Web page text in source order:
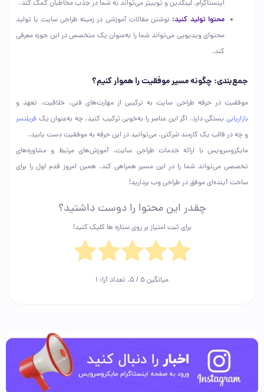
اینستاگرام، لینکدین و توییتر می‌تواند به شما در جذب مخاطبان کمک کند.
محتوا تولید کنید: نوشتن مقالات آموزشی در زمینه طراحی سایت یا تولید
محتوای ویدیویی می‌تواند شما را به‌عنوان یک متخصص در این حوزه معرفی
کند.
جمع‌بندی: چگونه مسیر موفقیت را هموار کنیم؟
موفقیت در حرفه طراحی سایت به ترکیبی از مهارت‌های فنی، خلاقیت، تعهد و
بازاریابی بستگی دارد. اگر این عناصر را به‌خوبی ترکیب کنید، چه به‌عنوان یک فریلنسر
و چه در قالب یک کارمند شرکتی، می‌توانید در این حرفه به موفقیت دست یابید.
مایکروسرویس با ارائه خدمات طراحی سایت، آموزش‌های مرتبط و مشاوره‌های
تخصصی می‌تواند شما را در این مسیر همراهی کند. همین امروز قدم اول را برای
ساخت آینده‌ای موفق در طراحی وب بردارید!
چقدر این محتوا را دوست داشتید؟
برای ثبت امتیاز بر روی ستاره ها کلیک کنید!
میانگین5/ 5. تعداد آرا: 1